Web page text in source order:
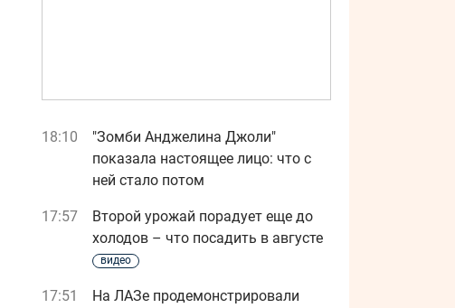
18:10
"Зомби Анджелина Джоли"
показала настоящее лицо: что с
ней стало потом
17:57
Второй урожай порадует еще до
холодов – что посадить в августе
видео
17:51 На ЛАЗе продемонстрировали